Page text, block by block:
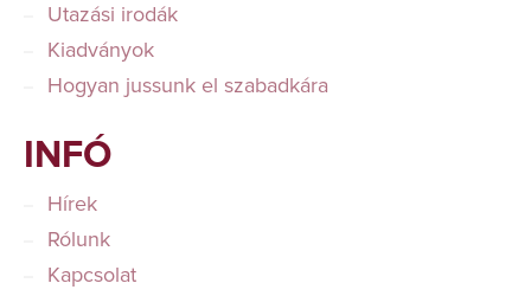
Utazási irodák
Kiadványok
Hogyan jussunk el szabadkára
INFÓ
Hírek
Rólunk
Kapcsolat